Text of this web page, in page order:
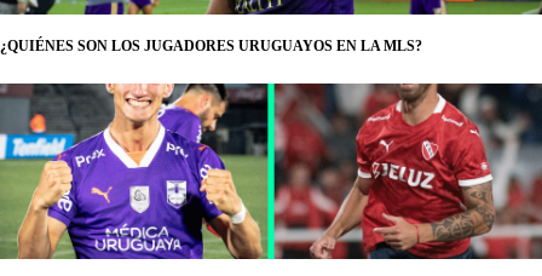
¿QUIÉNES SON LOS JUGADORES URUGUAYOS EN LA MLS?